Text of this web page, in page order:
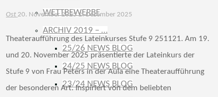
WETTBEWERBE
ARCHIV 2019 – …
25/26 NEWS BLOG
24/25 NEWS BLOG
23/24 NEWS BLOG
Ost 20. November 20252. Dezember 2025
Theateraufführung des Lateinkurses Stufe 9 251121. Am 19.
und 20. November 2025 präsentierte der Lateinkurs der
Stufe 9 von Frau Peters in der Aula eine Theateraufführung
der besonderen Art. Inspiriert von dem beliebten